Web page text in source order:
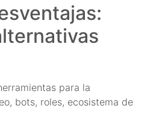
para la
bots, roles, ecosistema de